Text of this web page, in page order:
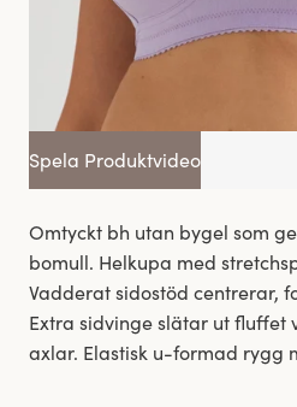
Spela Produktvideo
Omtyckt bh utan bygel som
bomull. Helkupa med
Vadderat sidostöd centrerar,
Extra sidvinge slätar ut
axlar. Elastisk u-formad rygg